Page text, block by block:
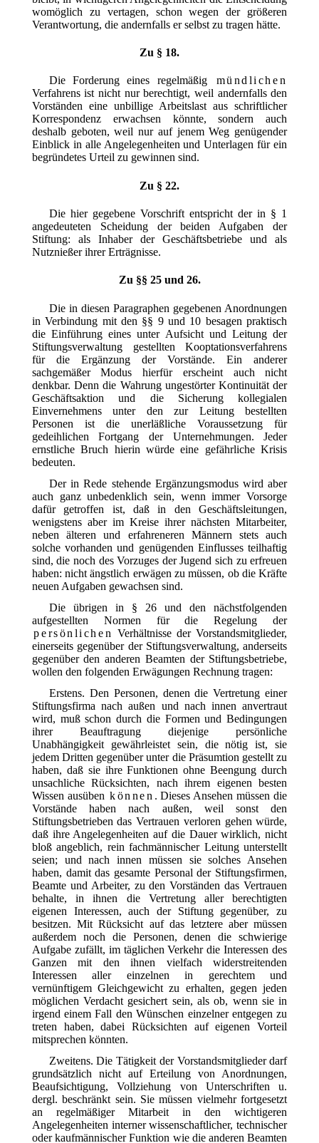
womöglich zu vertagen, schon wegen der größeren
Verantwortung, die andernfalls er selbst zu tragen hätte.
Zu § 18.
Die Forderung eines regelmäßig
mündlichen
Verfahrens ist nicht nur berechtigt, weil andernfalls den
Vorständen eine unbillige Arbeitslast aus schriftlicher
Korrespondenz erwachsen könnte, sondern auch
deshalb geboten, weil nur auf jenem Weg genügender
Einblick in alle Angelegenheiten und Unterlagen für ein
begründetes Urteil zu gewinnen sind.
Zu § 22.
Die hier gegebene Vorschrift entspricht der in § 1
angedeuteten Scheidung der beiden Aufgaben der
Stiftung: als Inhaber der Geschäftsbetriebe und als
Nutznießer ihrer Erträgnisse.
Zu §§ 25 und 26.
Die in diesen Paragraphen gegebenen Anordnungen
in Verbindung mit den §§ 9 und 10 besagen praktisch
die Einführung eines unter Aufsicht und Leitung der
Stiftungsverwaltung gestellten Kooptationsverfahrens
für die Ergänzung der Vorstände. Ein anderer
sachgemäßer Modus hierfür erscheint auch nicht
denkbar. Denn die Wahrung ungestörter Kontinuität der
Geschäftsaktion und die Sicherung kollegialen
Einvernehmens unter den zur Leitung bestellten
Personen ist die unerläßliche Voraussetzung für
gedeihlichen Fortgang der Unternehmungen. Jeder
ernstliche Bruch hierin würde eine gefährliche Krisis
bedeuten.
Der in Rede stehende Ergänzungsmodus wird aber
auch ganz unbedenklich sein, wenn immer Vorsorge
dafür getroffen ist, daß in den Geschäftsleitungen,
wenigstens aber im Kreise ihrer nächsten Mitarbeiter,
neben älteren und erfahreneren Männern stets auch
solche vorhanden und genügenden Einflusses teilhaftig
sind, die noch des Vorzuges der Jugend sich zu erfreuen
haben: nicht ängstlich erwägen zu müssen, ob die Kräfte
neuen Aufgaben gewachsen sind.
Die übrigen in § 26 und den nächstfolgenden
aufgestellten Normen für die Regelung der
persönlichen Verhältnisse der Vorstandsmitglieder,
einerseits gegenüber der Stiftungsverwaltung, anderseits
gegenüber den anderen Beamten der Stiftungsbetriebe,
wollen den folgenden Erwägungen Rechnung tragen:
Erstens. Den Personen, denen die Vertretung einer
Stiftungsfirma nach außen und nach innen anvertraut
wird, muß schon durch die Formen und Bedingungen
ihrer Beauftragung diejenige persönliche
Unabhängigkeit gewährleistet sein, die nötig ist, sie
jedem Dritten gegenüber unter die Präsumtion gestellt zu
haben, daß sie ihre Funktionen ohne Beengung durch
unsachliche Rücksichten, nach ihrem eigenen besten
Wissen ausüben können . Dieses Ansehen müssen die
Vorstände haben nach außen, weil sonst den
Stiftungsbetrieben das Vertrauen verloren gehen würde,
daß ihre Angelegenheiten auf die Dauer wirklich, nicht
bloß angeblich, rein fachmännischer Leitung unterstellt
seien; und nach innen müssen sie solches Ansehen
haben, damit das gesamte Personal der Stiftungsfirmen,
Beamte und Arbeiter, zu den Vorständen das Vertrauen
behalte, in ihnen die Vertretung aller berechtigten
eigenen Interessen, auch der Stiftung gegenüber, zu
besitzen. Mit Rücksicht auf das letztere aber müssen
außerdem noch die Personen, denen
die schwierige
Aufgabe zufällt, im täglichen Verkehr die Interessen des
Ganzen mit den ihnen vielfach widerstreitenden
Interessen aller einzelnen in gerechtem und
vernünftigem Gleichgewicht zu erhalten, gegen jeden
möglichen Verdacht gesichert sein, als ob, wenn sie in
irgend einem Fall den Wünschen einzelner entgegen zu
treten haben, dabei Rücksichten auf eigenen Vorteil
mitsprechen könnten.
Zweitens. Die Tätigkeit der Vorstandsmitglieder darf
grundsätzlich nicht auf Erteilung von Anordnungen,
Beaufsichtigung, Vollziehung von Unterschriften u.
dergl. beschränkt sein. Sie müssen vielmehr fortgesetzt
an regelmäßiger Mitarbeit in den wichtigeren
Angelegenheiten interner wissenschaftlicher, technischer
oder kaufmännischer Funktion wie die anderen Beamten